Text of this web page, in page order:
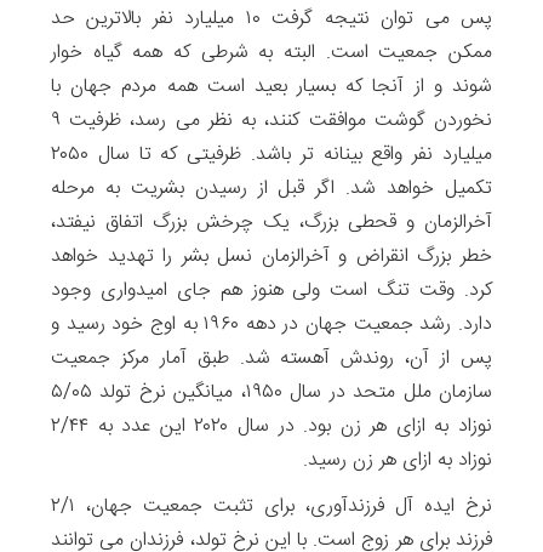
پس می توان نتیجه گرفت ۱۰ میلیارد نفر بالاترین حد
ممکن جمعیت است. البته به شرطی که همه گیاه خوار
شوند و از آنجا که بسیار بعید است همه مردم جهان با
نخوردن گوشت موافقت کنند، به نظر می رسد، ظرفیت ۹
میلیارد نفر واقع بینانه تر باشد. ظرفیتی که تا سال ۲۰۵۰
تکمیل خواهد شد. اگر قبل از رسیدن بشریت به مرحله
آخرالزمان و قحطی بزرگ، یک چرخش بزرگ اتفاق نیفتد،
خطر بزرگ انقراض و آخرالزمان نسل بشر را تهدید خواهد
کرد. وقت تنگ است ولی هنوز هم جای امیدواری وجود
دارد. رشد جمعیت جهان در دهه ۱۹۶۰ به اوج خود رسید و
پس از آن، روندش آهسته شد. طبق آمار مرکز جمعیت
سازمان ملل متحد در سال ۱۹۵۰، میانگین نرخ تولد ۵/۰۵
نوزاد به ازای هر زن بود. در سال ۲۰۲۰ این عدد به ۲/۴۴
نوزاد به ازای هر زن رسید.
نرخ ایده آل فرزندآوری، برای تثبت جمعیت جهان، ۲/۱
فرزند برای هر زوج است. با این نرخ تولد، فرزندان می توانند